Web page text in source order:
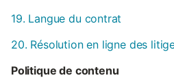
19. Langue du contrat
20. Résolution en ligne des
Politique de contenu